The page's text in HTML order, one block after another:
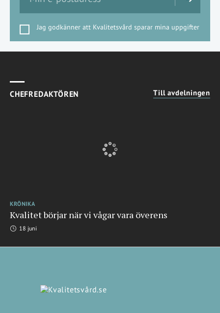
Jag godkänner att Kvalitetsvård sparar mina uppgifter
CHEFREDAKTÖREN Till avdelningen
KRÖNIKA
Kvalitet börjar när vi vågar vara överens
18 juni